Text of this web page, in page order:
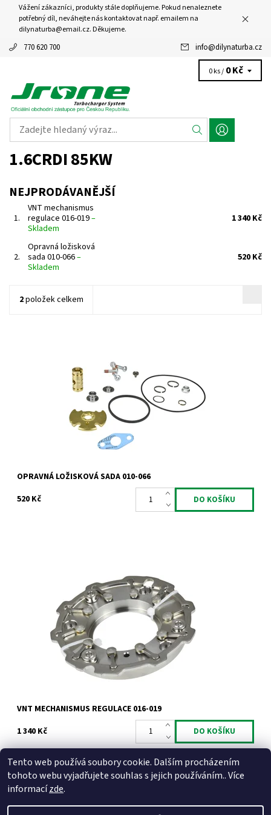
Vážení zákazníci, produkty stále doplňujeme. Pokud nenaleznete
potřebný díl, neváhejte nás kontaktovat např. emailem na
dilynaturba@email.cz. Děkujeme.
770 620 700 info@dilynaturba.cz
0 ks / 0 Kč
1.6CRDI 85KW
NEJPRODÁVANĚJŠÍ
1.
VNT mechanismus
regulace 016-019–
Skladem
1 340 Kč
2.
Opravná ložisková
sada 010-066–
Skladem
520 Kč
2položek celkem
Skladem
741
Jrone
2 roky
OPRAVNÁ LOŽISKOVÁ SADA 010-066
520 Kč
VNT mechanismus regulace pro motory 1.6 HDi TDCi CRDi a
Dostupnost:
Skladem
775
Jrone
2 roky
VNT MECHANISMUS REGULACE 016-019
1 340 Kč
Tento web používá soubory cookie. Dalším procházením
tohoto webu vyjadřujete souhlas s jejich používáním.. Více
informacízde.